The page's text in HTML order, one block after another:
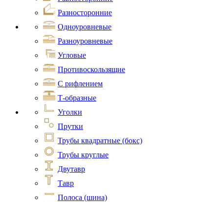
Разносторонние
Одноуровневые
Разноуровневые
Угловые
Противоскользящие
С рифлением
Т-образные
Уголки
Прутки
Трубы квадратные (бокс)
Трубы круглые
Двутавр
Тавр
Полоса (шина)